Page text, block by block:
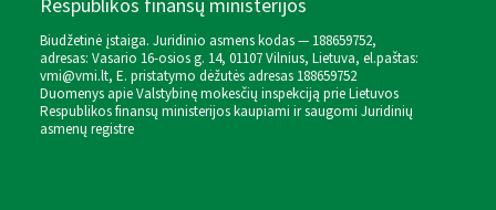
Respublikos finansų ministerijos
Biudžetinė įstaiga. Juridinio asmens kodas — 188659752,
adresas: Vasario 16-osios g. 14, 01107 Vilnius, Lietuva, el.paštas:
vmi@vmi.lt, E. pristatymo dėžutės adresas 188659752
Duomenys apie Valstybinę mokesčių inspekciją prie Lietuvos
Respublikos finansų ministerijos kaupiami ir saugomi Juridinių
asmenų registre